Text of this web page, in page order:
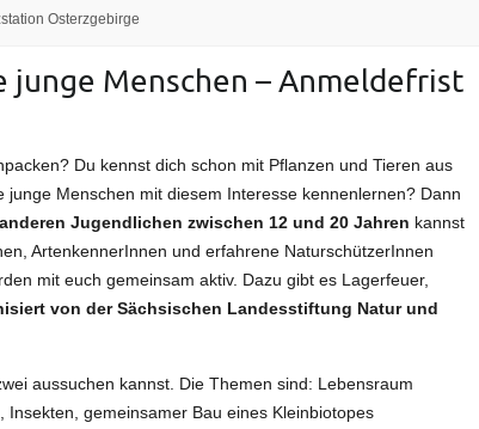
Osterzgebirge
Menschen – Anmeldefrist
Du kennst dich schon mit Pflanzen und Tieren aus
Menschen mit diesem Interesse kennenlernen? Dann
Jugendlichen zwischen 12 und 20 Jahren kannst
ArtenkennerInnen und erfahrene NaturschützerInnen
mit euch gemeinsam aktiv. Dazu gibt es Lagerfeuer,
von der Sächsischen Landesstiftung Natur und
aussuchen kannst. Die Themen sind: Lebensraum
gemeinsamer Bau eines Kleinbiotopes